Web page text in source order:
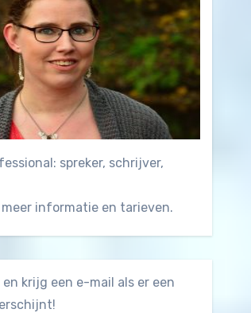
spreker, schrijver,
informatie en tarieven.
krijg een e-mail als er een